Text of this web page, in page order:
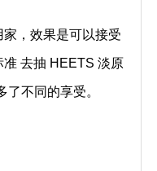
，效果是可以接受
去抽 HEETS 淡原
不同的享受。